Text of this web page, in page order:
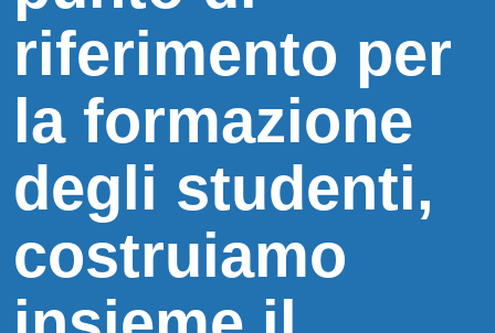
riferimento per
la formazione
degli studenti,
costruiamo